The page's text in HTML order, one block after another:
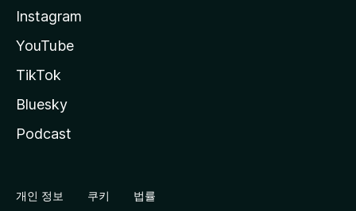
Instagram
YouTube
TikTok
Bluesky
Podcast
개인 정보 쿠키 법률